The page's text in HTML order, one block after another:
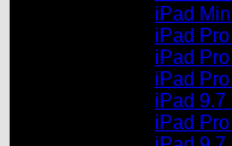
iPad
iPad
iPad
iPad
iPad 9.7
iPad